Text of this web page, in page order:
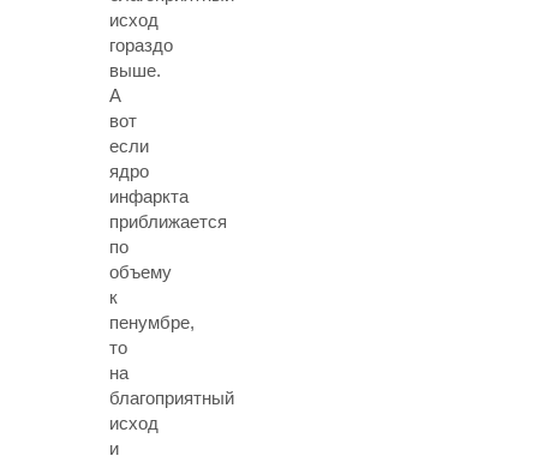
исход
гораздо
выше.
А
вот
если
ядро
инфаркта
приближается
по
объему
к
пенумбре,
то
на
благоприятный
исход
и